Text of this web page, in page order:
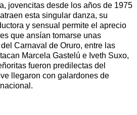
jovencitas desde los años de 1975
esta singular danza, su
y sensual permite el aprecio
que ansían tomarse unas
Carnaval de Oruro, entre las
Marcela Gastelú e Iveth Suxo,
fueron predilectas del
llegaron con galardones de